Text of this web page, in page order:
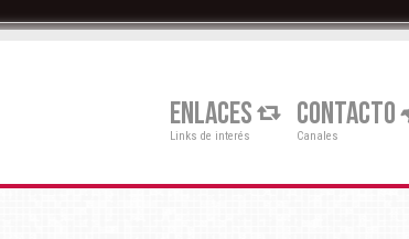
ENLACES
Links de interés
CONTACTO
Canales